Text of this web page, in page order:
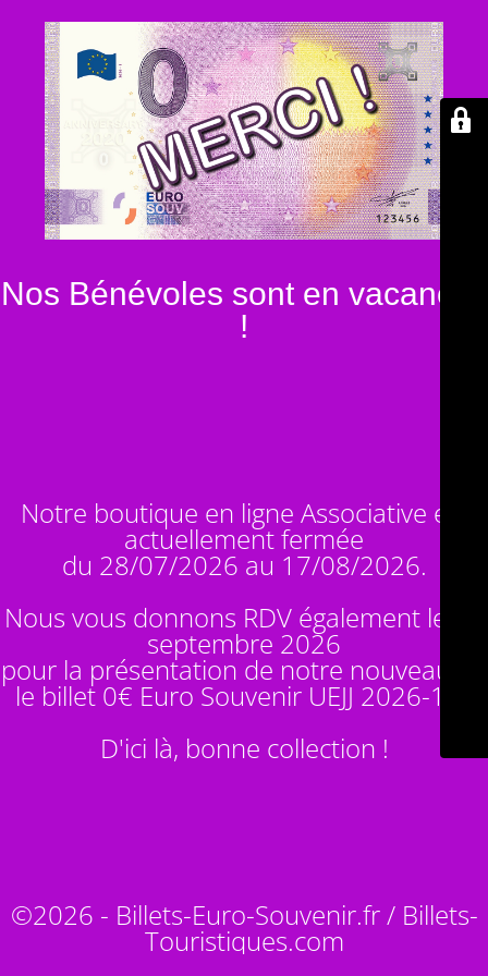
Nos Bénévoles sont en vacances
!
Notre boutique en ligne Associative est
actuellement fermée
du 28/07/2026 au 17/08/2026.
Nous vous donnons RDV également le 14
septembre 2026
pour la présentation de notre nouveauté :
le billet 0€ Euro Souvenir UEJJ 2026-10
D'ici là, bonne collection !
©2026 - Billets-Euro-Souvenir.fr / Billets-
Touristiques.com